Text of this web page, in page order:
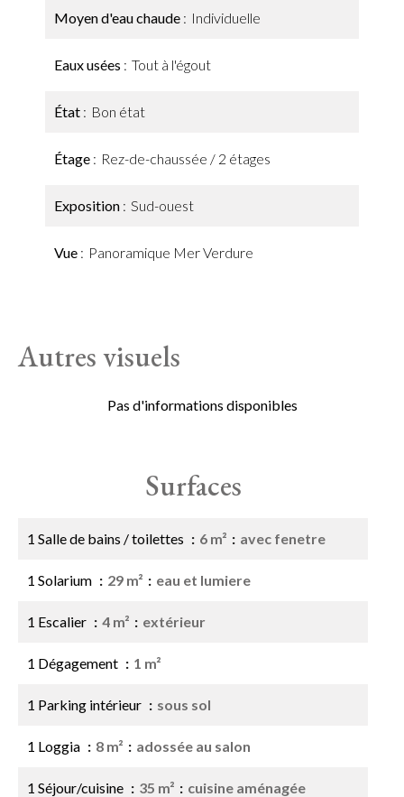
Moyen d'eau chaude Individuelle
Eaux usées Tout à l'égout
État Bon état
Étage Rez-de-chaussée / 2 étages
Exposition Sud-ouest
Vue Panoramique Mer Verdure
Autres visuels
Pas d'informations disponibles
Surfaces
1 Salle de bains / toilettes 6 m² avec fenetre
1 Solarium 29 m² eau et lumiere
1 Escalier 4 m² extérieur
1 Dégagement 1 m²
1 Parking intérieur sous sol
1 Loggia 8 m² adossée au salon
1 Séjour/cuisine 35 m² cuisine aménagée